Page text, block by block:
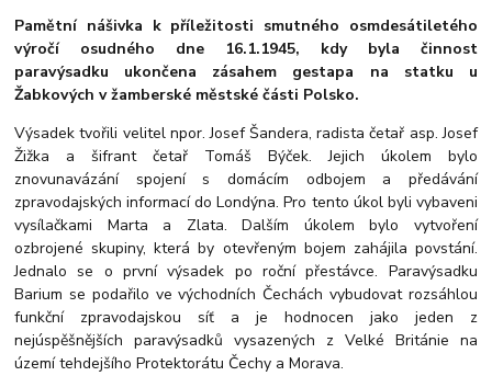
Pamětní nášivka k příležitosti smutného osmdesátiletého
výročí osudného dne 16.1.1945, kdy byla činnost
paravýsadku ukončena zásahem gestapa na statku u
Žabkových v žamberské městské části Polsko.
Výsadek tvořili velitel npor. Josef Šandera, radista četař asp. Josef
Žižka a šifrant četař Tomáš Býček. Jejich úkolem bylo
znovunavázání spojení s domácím odbojem a předávání
zpravodajských informací do Londýna. Pro tento úkol byli vybaveni
vysílačkami Marta a Zlata. Dalším úkolem bylo vytvoření
ozbrojené skupiny, která by otevřeným bojem zahájila povstání.
Jednalo se o první výsadek po roční přestávce. Paravýsadku
Barium se podařilo ve východních Čechách vybudovat rozsáhlou
funkční zpravodajskou síť a je hodnocen jako jeden z
nejúspěšnějších paravýsadků vysazených z Velké Británie na
území tehdejšího Protektorátu Čechy a Morava.